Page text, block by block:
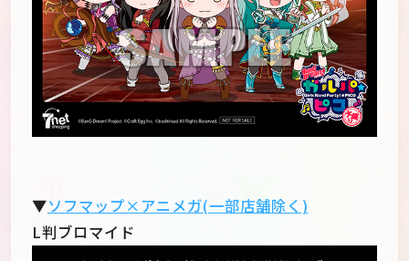
▼ソフマップ×アニメガ(一部店舗除く)
L判ブロマイド